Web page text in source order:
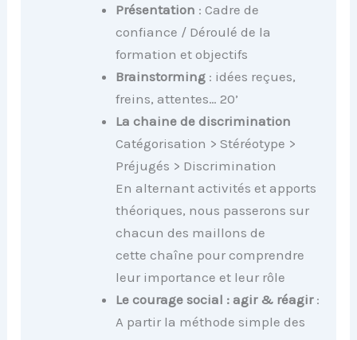
Présentation : Cadre de
confiance / Déroulé de la
formation et objectifs
Brainstorming: idées reçues,
freins, attentes… 20’
La chaine de discrimination
Catégorisation > Stéréotype >
Préjugés > Discrimination
En alternant activités et apports
théoriques, nous passerons sur
chacun des maillons de
cette chaîne pour comprendre
leur importance et leur rôle
Le courage social : agir & réagir :
A partir la méthode simple des